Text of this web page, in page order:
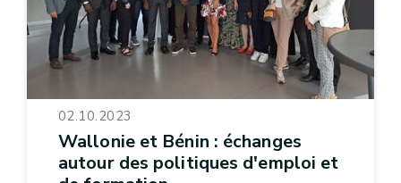
02.10.2023
Wallonie et Bénin : échanges
autour des politiques d'emploi et